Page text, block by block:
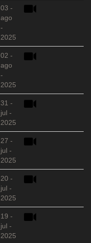
03 -
ago
-
2025
02 -
ago
-
2025
31 -
jul -
2025
27 -
jul -
2025
20 -
jul -
2025
19 -
jul -
2025